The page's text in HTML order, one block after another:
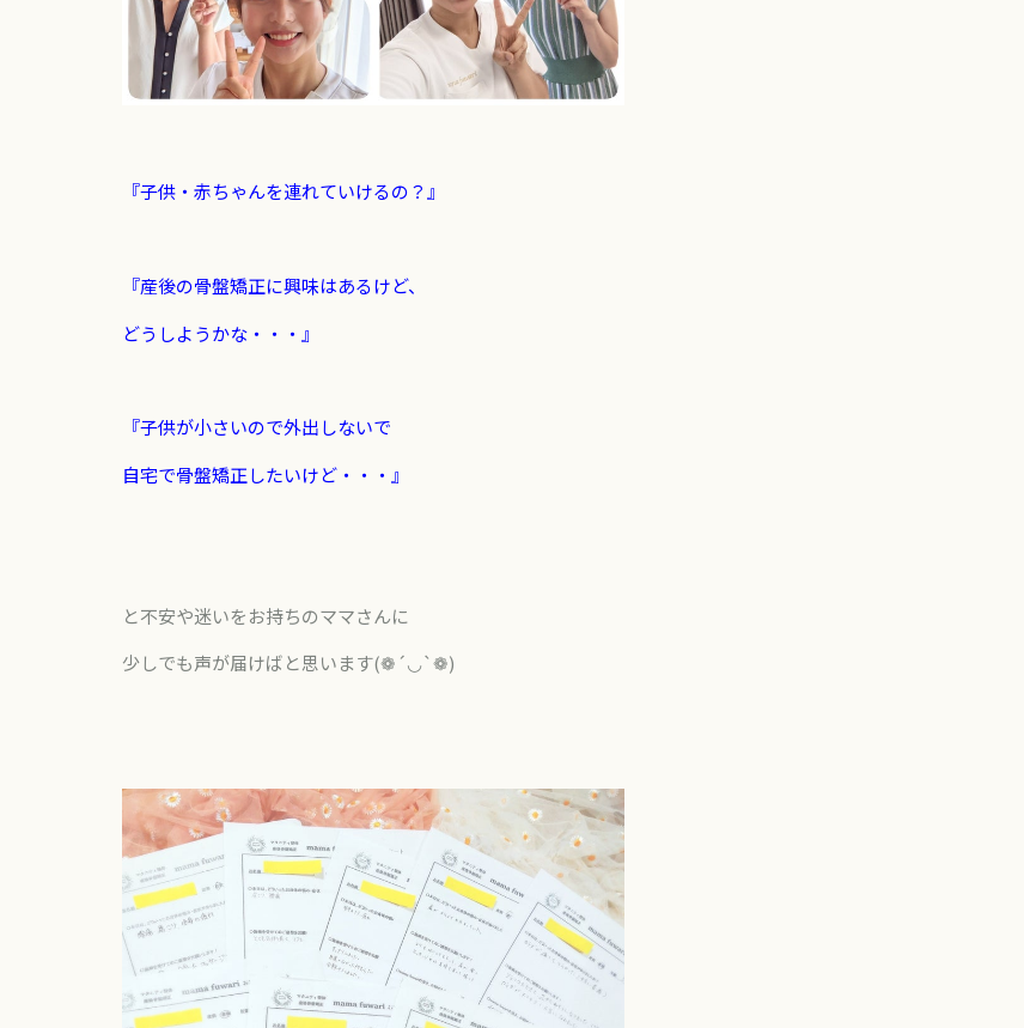
『子供・赤ちゃんを連れていけるの？』
『産後の骨盤矯正に興味はあるけど、
どうしようかな・・・』
『子供が小さいので外出しないで
自宅で骨盤矯正したいけど・・・』
と不安や迷いをお持ちのママさんに
少しでも声が届けばと思います(❁´◡`❁)